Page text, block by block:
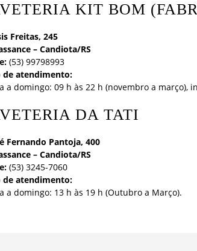
KIT BOM
Freitas, 245
– Candiota/RS
(53) 99798993
de atendimento:
a domingo: 09 h às 22 h (novembro a março),
DA TATI
Fernando Pantoja, 400
– Candiota/RS
(53) 3245-7060
de atendimento:
a domingo: 13 h às 19 h (Outubro a Março).